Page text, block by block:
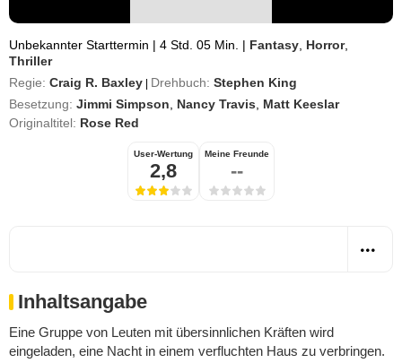
Unbekannter Starttermin | 4 Std. 05 Min. | Fantasy Horror,
Thriller
Regie: Craig R. Baxley Drehbuch: Stephen King
Besetzung: Jimmi Simpson Nancy Travis
Matt Keeslar
Originaltitel: Rose Red
User-Wertung
2,8
Meine Freunde
--
Inhaltsangabe
Eine Gruppe von Leuten mit übersinnlichen Kräften wird
eingeladen, eine Nacht in einem verfluchten Haus zu verbringen.